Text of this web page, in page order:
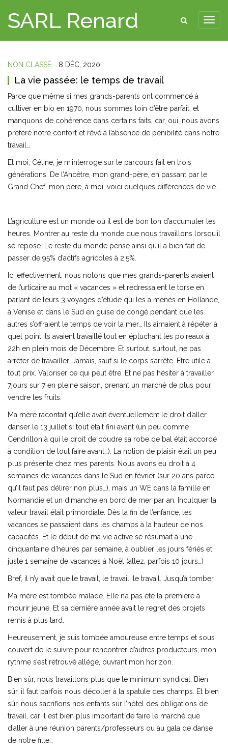
SARL Renard
NON CLASSÉ 8 DÉC, 2020
La vie passée: le temps de travail
Parce que même si mes grands-parents ont commencé à
cultiver en bio en 1970, nous sommes loin d’être parfait, et
manquons de cohérence dans certains faits, car, oui, nous avons
préféré notre confort et rêvé à l’absence de pénibilité dans notre
travail…
Et moi, Céline, je m’interroge sur le parcours fait en trois
générations. De l’Ancêtre, mon grand-père, en passant par le
Grand Chef, mon père, à moi, voici quelques différences de vie…
L’agriculture est un monde où il est de bon ton d’accumuler les
heures. Montrer au reste du monde que nous travaillons lorsqu’il
se repose. Le reste du monde pense ainsi qu’il a bien fait de
passer de 95% d’actifs agricoles à 2.5%.
Ici effectivement, nous notons que mes grands-parents avaient
de l’urticaire au mot « vacances » et redressaient le torse en
parlant de leurs 3 voyages d’étude qui les a menés en Hollande,
à Venise et dans le Sud en guise de congé pendant que les
autres s’offraient le temps de voir la mer… Ils aimaient à répéter à
quel point ils avaient travaillé tout en épluchant les poireaux à
22h en plein mois de Décembre. Et surtout, surtout, ne pas
arrêter de travailler. Jamais, sauf si le corps s’arrête. Etre utile à
tout prix. Valoriser ce qui peut être. Et ne pas hésiter à travailler
7jours sur 7 en pleine saison, prenant un marché de plus pour
vendre les fruits.
Ma mère racontait qu’elle avait éventuellement le droit d’aller
danser le 13 juillet si tout était fini avant (un peu comme
Cendrillon à qui le droit de coudre sa robe de bal était accordé
à condition de tout faire avant…). La notion de plaisir était un peu
plus présente chez mes parents. Nous avons eu droit à 4
semaines de vacances dans le Sud en février (sur 20 ans parce
qu’il faut pas délirer non plus…), mais un WE dans la famille en
Normandie et un dimanche en bord de mer par an. Inculquer la
valeur travail était primordiale. Dès la fin de l’enfance, les
vacances se passaient dans les champs à la hauteur de nos
capacités. Et le début de ma vie active se résumait à une
cinquantaine d’heures par semaine, à oublier les jours fériés et
juste 1 semaine de vacances à Noël (allez, parfois 10 jours…)
Bref, il n’y avait que le travail, le travail, le travail. Jusqu’à tomber.
Ma mère est tombée malade. Elle n’a pas été la première à
mourir jeune. Et sa dernière année avait le regret des projets
remis à plus tard.
Heureusement, je suis tombée amoureuse entre temps et sous
couvert de le suivre pour rencontrer d’autres producteurs, mon
rythme s’est retrouvé allégé, ouvrant mon horizon.
Bien sûr, nous travaillons plus que le minimum syndical. Bien
sûr, il faut parfois nous décoller à la spatule des champs. Et bien
sûr, nous sacrifions nos enfants sur l’hôtel des obligations de
travail, car il est bien plus important de faire le marché que
d’aller à une réunion parents/professeurs ou au gala de danse
de notre fille…